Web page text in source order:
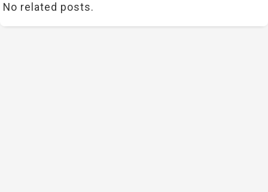
No related posts.